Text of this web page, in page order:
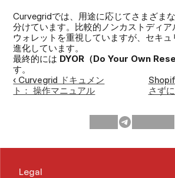
Curvegridでは、用途に応じてさまざま
分けています。比較的ノンカストディ
ウォレットを重視していますが、セキ
進化しています。
最終的には DYOR（Do Your Own
す。
‹ Curvegrid ドキュメン
ト： 操作マニュアル
さず
Legal